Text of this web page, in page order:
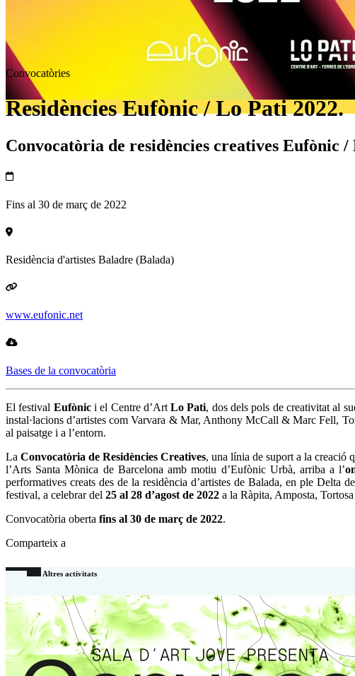
Convocatòries
Residències Eufònic / Lo Pati 2022.
Convocatòria de residències creatives Eufònic /
Fins al 30 de març de 2022
Residència d'artistes Baladre (Balada)
www.eufonic.net
Bases de la convocatòria
El festival Eufònic i el Centre d’ArtLo Pati, dos dels pols de creativitat al
instal·lacions d’artistes com Varvara & Mar, Anthony McCall & Marc Fell,
al paisatge i a l’entorn.
LaConvocatòria de Residències Creatives, una línia de suport a la creació
l’Arts Santa Mònica de Barcelona amb motiu d’Eufònic Urbà, arriba a l’
performatives creats des de la residència d’artistes de Balada, en ple Delta
festival, a celebrar del 25 al 28 d’agost de 2022 a la Ràpita, Amposta,
Convocatòria oberta fins al 30 de març de 2022.
Comparteix a
Altres activitats